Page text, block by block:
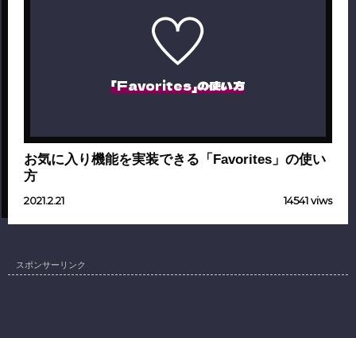
「Favorites」の使い方
お気に入り機能を実装できる「Favorites」の使い
方
2021.2.21 14541 viws